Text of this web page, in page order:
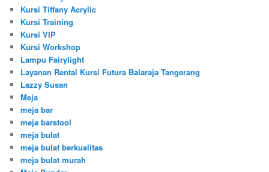
Kursi Tiffany Acrylic
Kursi Training
Kursi VIP
Kursi Workshop
Lampu Fairylight
Layanan Rental Kursi Futura Balaraja Tangerang
Lazzy Susan
Meja
meja bar
meja barstool
meja bulat
meja bulat berkualitas
meja bulat murah